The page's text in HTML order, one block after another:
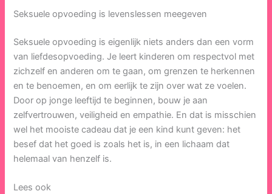
Seksuele opvoeding is levenslessen meegeven
Seksuele opvoeding is eigenlijk niets anders dan een vorm
van liefdesopvoeding. Je leert kinderen om respectvol met
zichzelf en anderen om te gaan, om grenzen te herkennen
en te benoemen, en om eerlijk te zijn over wat ze voelen.
Door op jonge leeftijd te beginnen, bouw je aan
zelfvertrouwen, veiligheid en empathie. En dat is misschien
wel het mooiste cadeau dat je een kind kunt geven: het
besef dat het goed is zoals het is, in een lichaam dat
helemaal van henzelf is.
Lees ook